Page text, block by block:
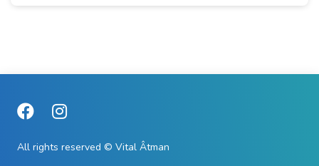
All rights reserved © Vital Âtman